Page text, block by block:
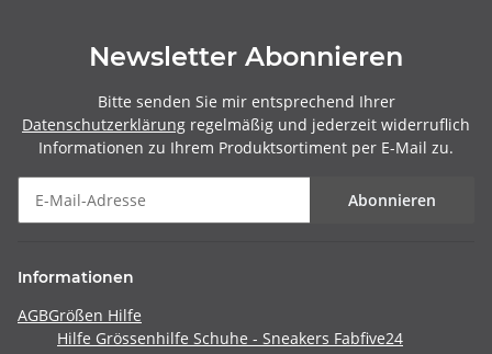
Newsletter Abonnieren
Bitte senden Sie mir entsprechend Ihrer
Datenschutzerklärung regelmäßig und jederzeit widerruflich
Informationen zu Ihrem Produktsortiment per E-Mail zu.
Abonnieren
Informationen
AGBGrößen Hilfe
Hilfe Grössenhilfe Schuhe - Sneakers Fabfive24